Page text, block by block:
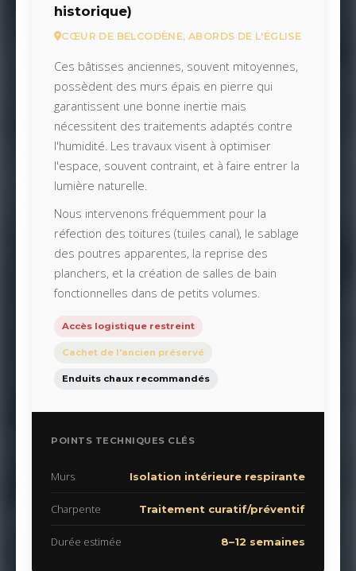
historique)
CŒUR DE BELCODÈNE, ABORDS DE L'ÉGLISE
Ces bâtisses anciennes, souvent mitoyennes,
possèdent des murs épais en pierre qui
garantissent une bonne inertie mais
nécessitent des traitements adaptés contre
l'humidité. Les travaux visent à optimiser
l'espace, souvent contraint, et à faire entrer la
lumière naturelle.
Nous intervenons fréquemment pour la
réfection des toitures (tuiles canal), le sablage
des poutres apparentes, la reprise des
planchers, et la création de salles de bain
fonctionnelles dans de petits volumes.
Accès logistique restreint
Cachet de l'ancien préservé
Enduits chaux recommandés
POINTS TECHNIQUES CLÉS
Murs Isolation intérieure respirante
Charpente Traitement curatif/préventif
Durée estimée 8–12 semaines